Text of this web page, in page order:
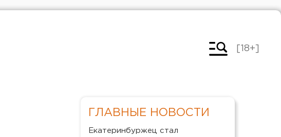
[18+]
ГЛАВНЫЕ НОВОСТИ
Екатеринбуржец стал